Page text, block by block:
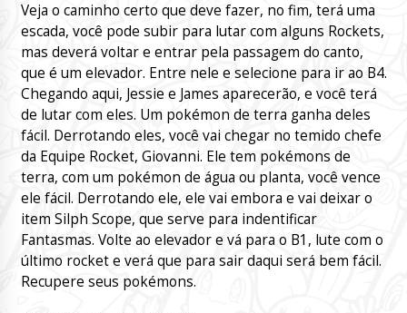
Veja o caminho certo que deve fazer, no fim, terá uma
escada, você pode subir para lutar com alguns Rockets,
mas deverá voltar e entrar pela passagem do canto,
que é um elevador. Entre nele e selecione para ir ao B4.
Chegando aqui, Jessie e James aparecerão, e você terá
de lutar com eles. Um pokémon de terra ganha deles
fácil. Derrotando eles, você vai chegar no temido chefe
da Equipe Rocket, Giovanni. Ele tem pokémons de
terra, com um pokémon de água ou planta, você vence
ele fácil. Derrotando ele, ele vai embora e vai deixar o
item Silph Scope, que serve para indentificar
Fantasmas. Volte ao elevador e vá para o B1, lute com o
último rocket e verá que para sair daqui será bem fácil.
Recupere seus pokémons.